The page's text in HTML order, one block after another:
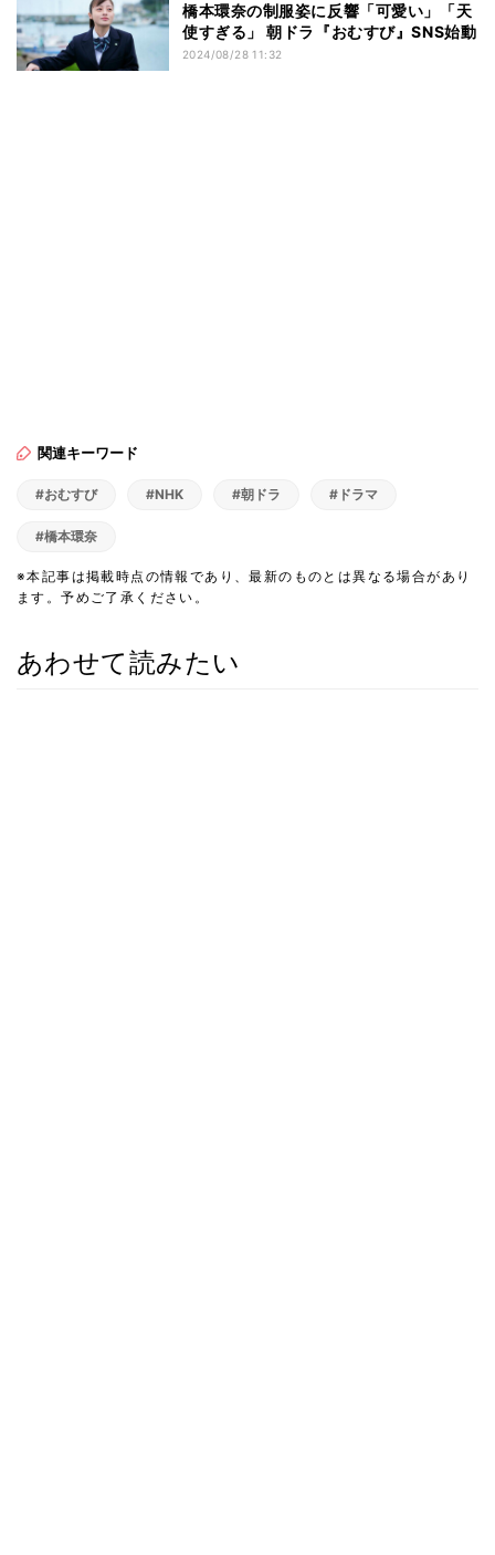
橋本環奈の制服姿に反響「可愛い」「天
使すぎる」 朝ドラ『おむすび』SNS始動
2024/08/28 11:32
関連キーワード
#おむすび #NHK #朝ドラ #ドラマ
#橋本環奈
※本記事は掲載時点の情報であり、最新のものとは異なる場合があり
ます。予めご了承ください。
あわせて読みたい